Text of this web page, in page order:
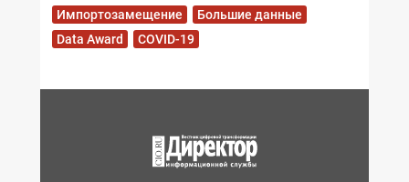
Импортозамещение
Большие данные
Data Award
COVID-19